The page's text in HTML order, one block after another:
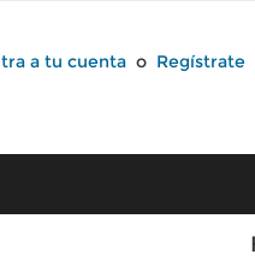
a tu cuenta o Regístrate